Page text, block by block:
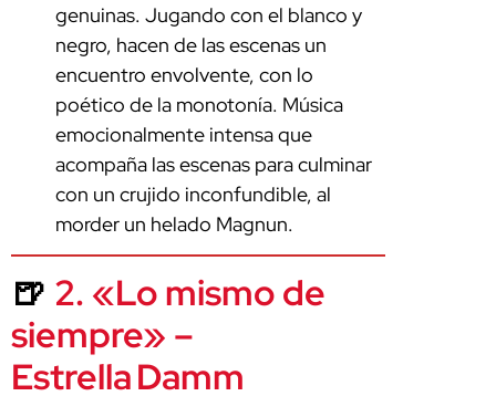
genuinas. Jugando con el blanco y
negro, hacen de las escenas un
encuentro envolvente, con lo
poético de la monotonía. Música
emocionalmente intensa que
acompaña las escenas para culminar
con un crujido inconfundible, al
morder un helado Magnun.
🍺 2. «Lo mismo de
siempre» –
Estrella Damm